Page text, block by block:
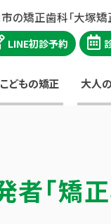
の矯正歯科「大塚矯
LINE初診予約
こどもの矯正 大人
者「矯